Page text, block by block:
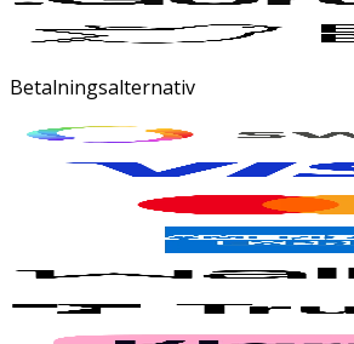
Betalningsalternativ